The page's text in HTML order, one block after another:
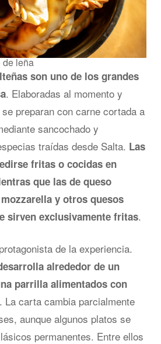
de leña
son uno de los grandes
. Elaboradas al momento y
preparan con carne cortada a
sancochado y
traídas desde Salta. Las
fritas o cocidas en
que las de queso
y otros quesos
sirven exclusivamente fritas.
de la experiencia.
alrededor de un
parrilla alimentados con
. La carta cambia parcialmente
aunque algunos platos se
permanentes. Entre ellos